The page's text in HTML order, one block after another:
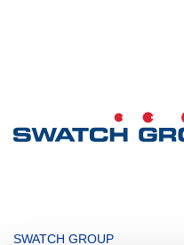
SWATCH GROUP